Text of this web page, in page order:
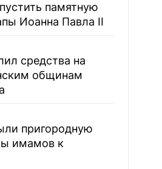
памятную
Иоанна Павла II
средства на
общинам
пригородную
имамов к